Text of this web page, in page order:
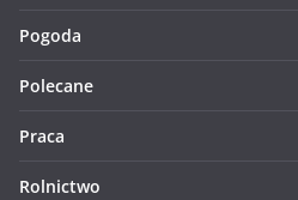
Pogoda
Polecane
Praca
Rolnictwo